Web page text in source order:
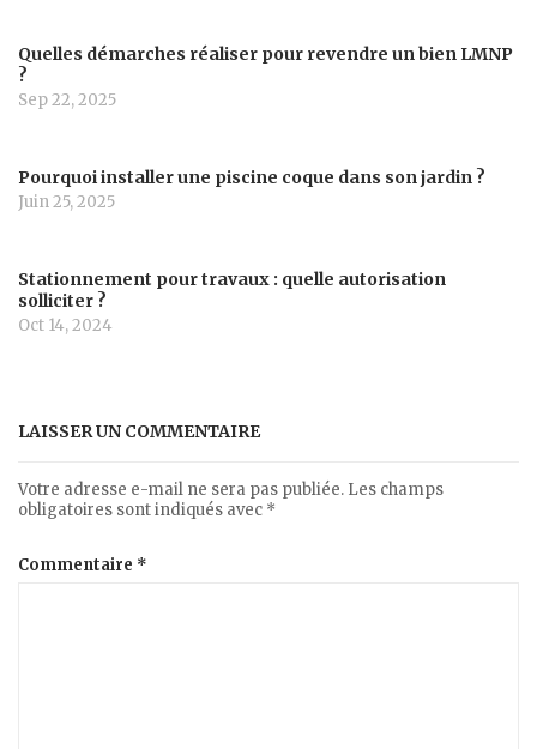
Quelles démarches réaliser pour revendre un bien LMNP
?
Sep 22, 2025
Pourquoi installer une piscine coque dans son jardin ?
Juin 25, 2025
Stationnement pour travaux : quelle autorisation
solliciter ?
Oct 14, 2024
LAISSER UN COMMENTAIRE
Votre adresse e-mail ne sera pas publiée. Les champs
obligatoires sont indiqués avec *
Commentaire *